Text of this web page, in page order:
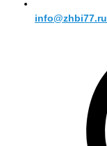
info@zhbi77.ru